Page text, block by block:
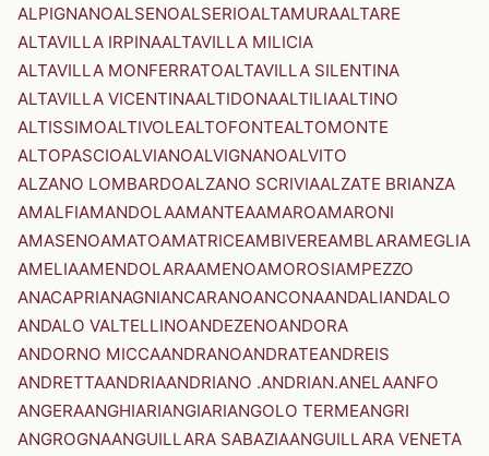
ALPIGNANOALSENOALSERIOALTAMURAALTARE
ALTAVILLA IRPINAALTAVILLA MILICIA
ALTAVILLA MONFERRATOALTAVILLA SILENTINA
ALTAVILLA VICENTINAALTIDONAALTILIAALTINO
ALTISSIMOALTIVOLEALTOFONTEALTOMONTE
ALTOPASCIOALVIANOALVIGNANOALVITO
ALZANO LOMBARDOALZANO SCRIVIAALZATE BRIANZA
AMALFIAMANDOLAAMANTEAAMAROAMARONI
AMASENOAMATOAMATRICEAMBIVEREAMBLARAMEGLIA
AMELIAAMENDOLARAAMENOAMOROSIAMPEZZO
ANACAPRIANAGNIANCARANOANCONAANDALIANDALO
ANDALO VALTELLINOANDEZENOANDORA
ANDORNO MICCAANDRANOANDRATEANDREIS
ANDRETTAANDRIAANDRIANO .ANDRIAN.ANELAANFO
ANGERAANGHIARIANGIARIANGOLO TERMEANGRI
ANGROGNAANGUILLARA SABAZIAANGUILLARA VENETA